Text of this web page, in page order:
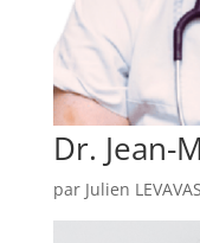
Dr. Jean-
par Julien